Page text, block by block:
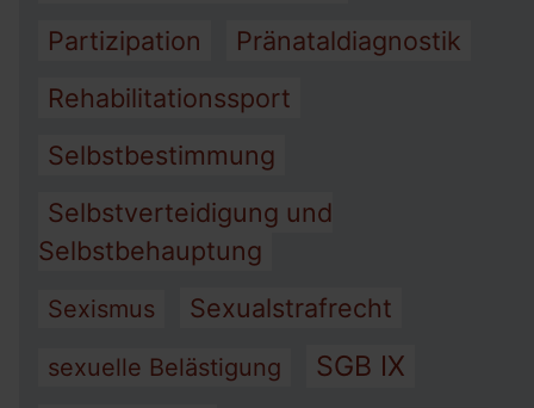
Partizipation
Pränataldiagnostik
Rehabilitationssport
Selbstbestimmung
Selbstverteidigung und
Selbstbehauptung
Sexismus Sexualstrafrecht
sexuelle Belästigung
SGB IX